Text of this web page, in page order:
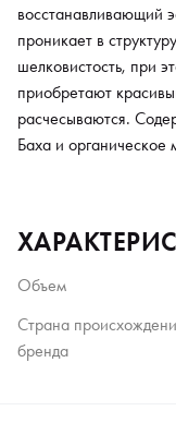
восстанавливающий
проникает в
шелковистость, при
приобретают
расчесываются.
Баха и органическое
Объем
Страна
бренда